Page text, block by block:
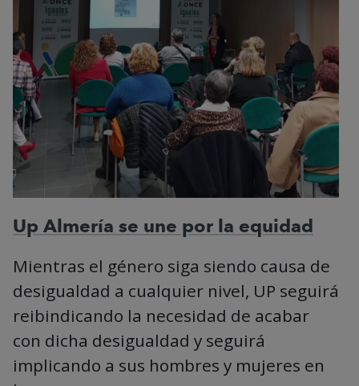
Up Almería se une por la equidad
Mientras el género siga siendo causa de
desigualdad a cualquier nivel, UP seguirá
reibindicando la necesidad de acabar
con dicha desigualdad y seguirá
implicando a sus hombres y mujeres en